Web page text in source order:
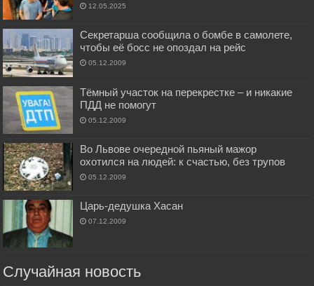
12.05.2025
Секретарша сообщила о бомбе в самолете,
чтобы её босс не опоздал на рейс
05.12.2009
Тёмный участок на перекрестке – и никакие
ПДД не помогут
05.12.2009
Во Львове очередной пьяный мажор
охотился на людей: к счастью, без трупов
05.12.2009
Царь-дедушка Хасан
07.12.2009
Случайная новость